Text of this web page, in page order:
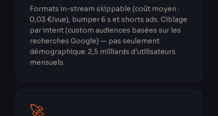
Formats in-stream skippable (coût moyen :
0,03 €/vue), bumper 6 s et shorts ads. Ciblage
par intent (custom audiences basées sur les
recherches Google) — pas seulement
démographique. 2,5 milliards d'utilisateurs
mensuels.
🚀